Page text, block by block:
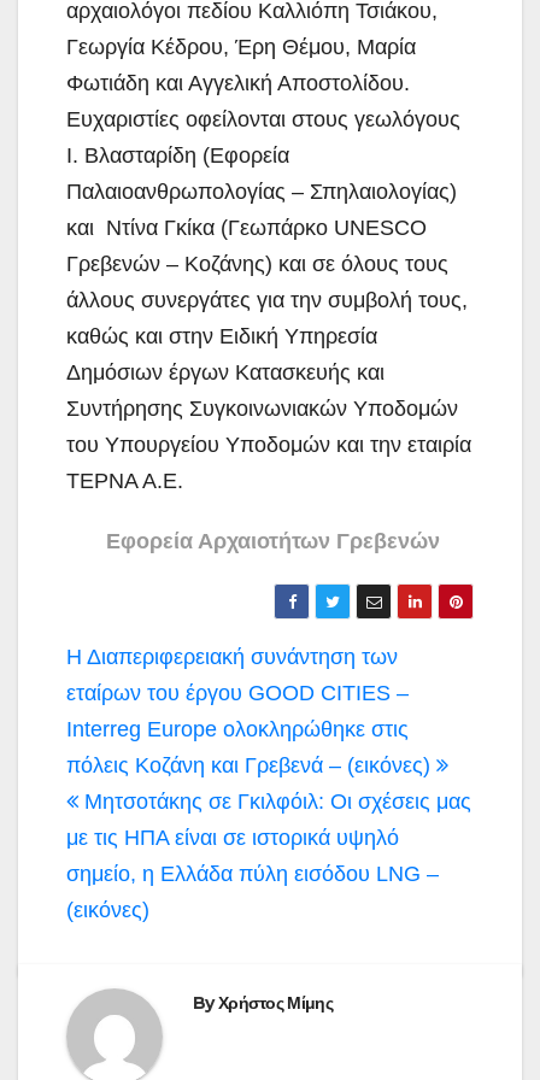
αρχαιολόγοι πεδίου Καλλιόπη Τσιάκου,
Γεωργία Κέδρου, Έρη Θέμου, Μαρία
Φωτιάδη και Αγγελική Αποστολίδου.
Ευχαριστίες οφείλονται στους γεωλόγους
Ι. Βλασταρίδη (Εφορεία
Παλαιοανθρωπολογίας – Σπηλαιολογίας)
και Ντίνα Γκίκα (Γεωπάρκο UNESCO
Γρεβενών – Κοζάνης) και σε όλους τους
άλλους συνεργάτες για την συμβολή τους,
καθώς και στην Ειδική Υπηρεσία
Δημόσιων έργων Κατασκευής και
Συντήρησης Συγκοινωνιακών Υποδομών
του Υπουργείου Υποδομών και την εταιρία
ΤΕΡΝΑ Α.Ε.
Εφορεία Αρχαιοτήτων Γρεβενών
Πλοήγηση
άρθρων
Η Διαπεριφερειακή συνάντηση των
εταίρων του έργου GOOD CITIES –
Interreg Europe ολοκληρώθηκε στις
πόλεις Κοζάνη και Γρεβενά – (εικόνες)
Μητσοτάκης σε Γκιλφόιλ: Οι σχέσεις μας
με τις ΗΠΑ είναι σε ιστορικά υψηλό
σημείο, η Ελλάδα πύλη εισόδου LNG –
(εικόνες)
ByΧρήστος Μίμης